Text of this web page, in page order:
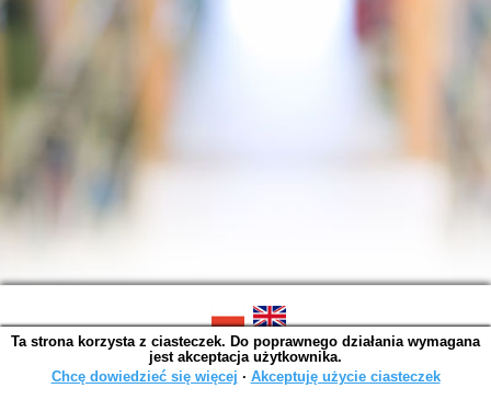
SOWA OPAC v. 6.11.10 (2026-07-24)
Wygenerowano w 0,0015 s.
Ta strona korzysta z ciasteczek. Do poprawnego działania wymagana
jest akceptacja użytkownika.
Chcę dowiedzieć się więcej ∙ Akceptuję użycie ciasteczek